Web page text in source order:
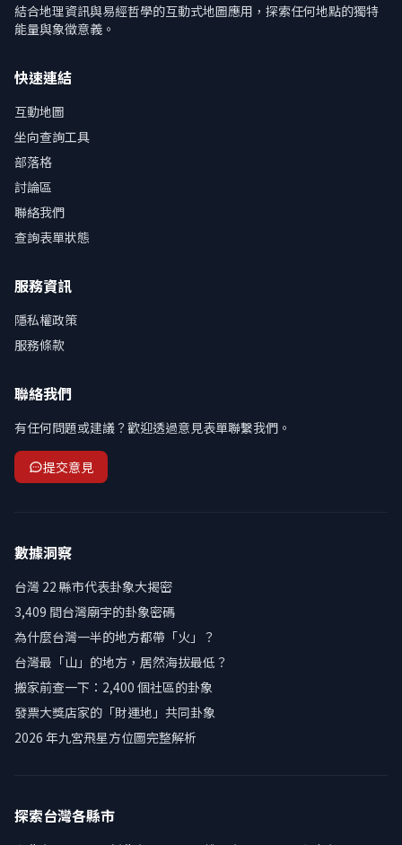
結合地理資訊與易經哲學的互動式地圖應用，探索任何地點的獨特
能量與象徵意義。
快速連結
互動地圖
坐向查詢工具
部落格
討論區
聯絡我們
查詢表單狀態
服務資訊
隱私權政策
服務條款
聯絡我們
有任何問題或建議？歡迎透過意見表單聯繫我們。
提交意見
數據洞察
台灣 22 縣市代表卦象大揭密
3,409 間台灣廟宇的卦象密碼
為什麼台灣一半的地方都帶「火」？
台灣最「山」的地方，居然海拔最低？
搬家前查一下：2,400 個社區的卦象
發票大獎店家的「財運地」共同卦象
2026 年九宮飛星方位圖完整解析
探索台灣各縣市